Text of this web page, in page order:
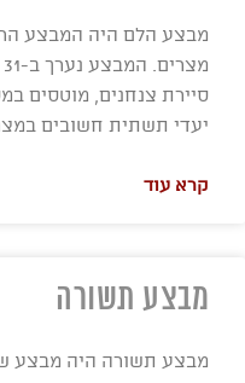
מבצע הלם היה המבצע
סיירת צנחנים, מוטסים
יעדי תשתית חשובים
קרא עוד
מבצע תשורה